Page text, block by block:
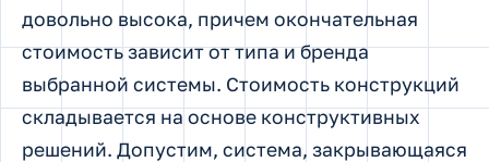
довольно высока, причем окончательная
стоимость зависит от типа и бренда
выбранной системы. Стоимость конструкций
складывается на основе конструктивных
решений. Допустим, система, закрывающаяся